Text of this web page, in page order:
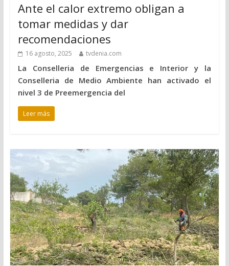
Ante el calor extremo obligan a
tomar medidas y dar
recomendaciones
16 agosto, 2025 tvdenia.com
La Conselleria de Emergencias e Interior y la
Conselleria de Medio Ambiente han activado el
nivel 3 de Preemergencia del
Leer más